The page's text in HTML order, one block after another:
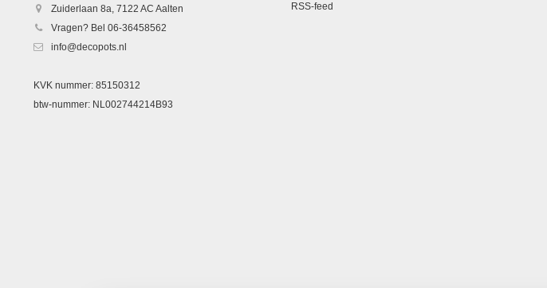
Zuiderlaan 8a, 7122 AC Aalten
Vragen? Bel 06-36458562
info@decopots.nl
KVK nummer: 85150312
btw-nummer: NL002744214B93
RSS-feed